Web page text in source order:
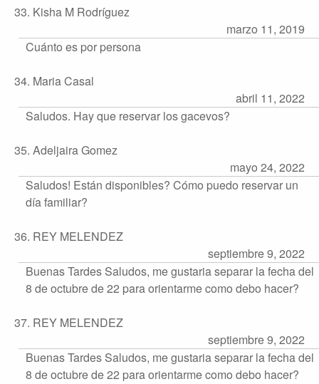
33. Kisha M Rodríguez
marzo 11, 2019
Cuánto es por persona
34. Maria Casal
abril 11, 2022
Saludos. Hay que reservar los gacevos?
35. Adeljaira Gomez
mayo 24, 2022
Saludos! Están disponibles? Cómo puedo reservar un
día familiar?
36. REY MELENDEZ
septiembre 9, 2022
Buenas Tardes Saludos, me gustaria separar la fecha del
8 de octubre de 22 para orientarme como debo hacer?
37. REY MELENDEZ
septiembre 9, 2022
Buenas Tardes Saludos, me gustaria separar la fecha del
8 de octubre de 22 para orientarme como debo hacer?